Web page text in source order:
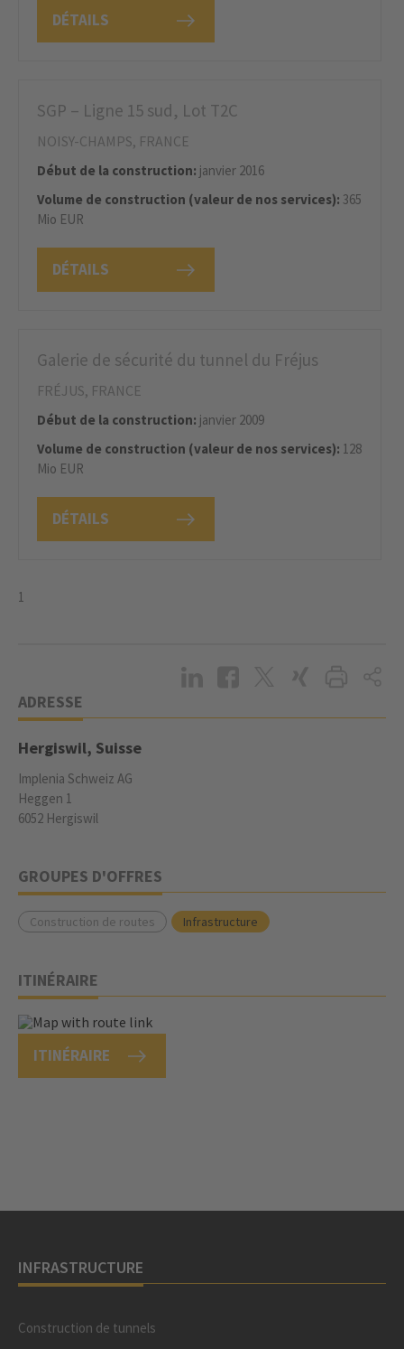
DÉTAILS
DÉTAILS
SGP – Ligne 15 sud, Lot T2C
NOISY-CHAMPS, FRANCE
Début de la construction: janvier 2016
Volume de construction (valeur de nos services): 365
Mio EUR
DÉTAILS
Galerie de sécurité du tunnel du Fréjus
FRÉJUS, FRANCE
Début de la construction: janvier 2009
Volume de construction (valeur de nos services): 128
Mio EUR
1
ADRESSE
Hergiswil, Suisse
Implenia Schweiz AG
Heggen 1
6052 Hergiswil
GROUPES D'OFFRES
Construction de routes Infrastructure
ITINÉRAIRE
ITINÉRAIRE
INFRASTRUCTURE
Construction de tunnels